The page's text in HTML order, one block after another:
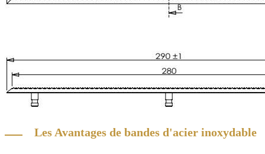
Les Avantages de bandes d'acier inoxydable